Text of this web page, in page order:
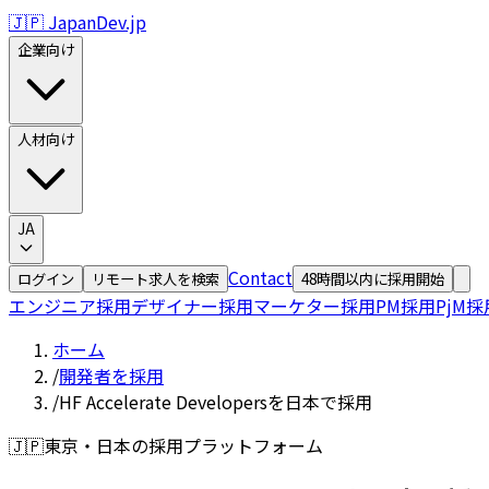
🇯🇵 JapanDev.jp
企業向け
人材向け
JA
ログイン リモート求人を検索 Contact 48時間以内に採用開始
エンジニア採用デザイナー採用マーケター採用PM採用PjM採
ホーム
/開発者を採用
/HF Accelerate Developersを日本で採用
🇯🇵東京・日本の採用プラットフォーム